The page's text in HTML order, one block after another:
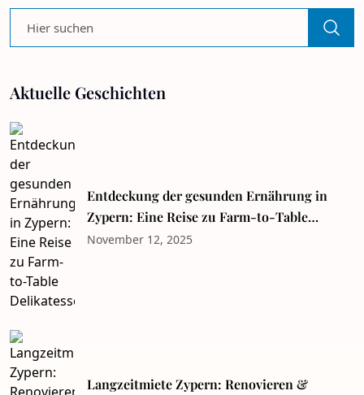
Aktuelle Geschichten
Entdeckung der gesunden Ernährung in
Zypern: Eine Reise zu Farm-to-Table
Delikatessen
November 12, 2025
Langzeitmiete Zypern: Renovieren &